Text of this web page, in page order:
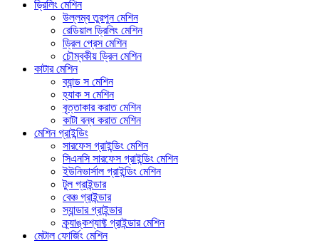
ড্রিলিং মেশিন
উল্লম্ব তুরপুন মেশিন
রেডিয়াল ড্রিলিং মেশিন
ড্রিল প্রেস মেশিন
চৌম্বকীয় ড্রিল মেশিন
কাটার মেশিন
ব্যান্ড স মেশিন
হ্যাক স মেশিন
বৃত্তাকার করাত মেশিন
কাটা বন্ধ করাত মেশিন
মেশিন গ্রাইন্ডিং
সারফেস গ্রাইন্ডিং মেশিন
সিএনসি সারফেস গ্রাইন্ডিং মেশিন
ইউনিভার্সাল গ্রাইন্ডিং মেশিন
টুল গ্রাইন্ডার
বেঞ্চ গ্রাইন্ডার
স্যান্ডার গ্রাইন্ডার
ক্র্যাঙ্কশ্যাফ্ট গ্রাইন্ডার মেশিন
মেটাল ফোর্জিং মেশিন